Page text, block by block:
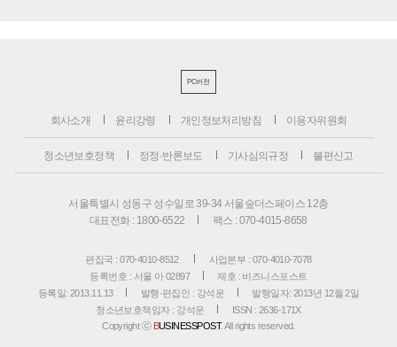
PC버전
회사소개 윤리강령 개인정보처리방침 이용자위원회
청소년보호정책 정정·반론보도 기사심의규정 불편신고
서울특별시 성동구 성수일로 39-34 서울숲더스페이스 12층
대표전화 : 1800-6522
팩스 : 070-4015-8658
편집국 : 070-4010-8512
사업본부 : 070-4010-7078
등록번호 : 서울 아 02897
제호 : 비즈니스포스트
등록일: 2013.11.13
발행·편집인 : 강석운
발행일자: 2013년 12월 2일
청소년보호책임자 : 강석운
ISSN : 2636-171X
Copyright ⓒ BUSINESSPOST. All rights reserved.